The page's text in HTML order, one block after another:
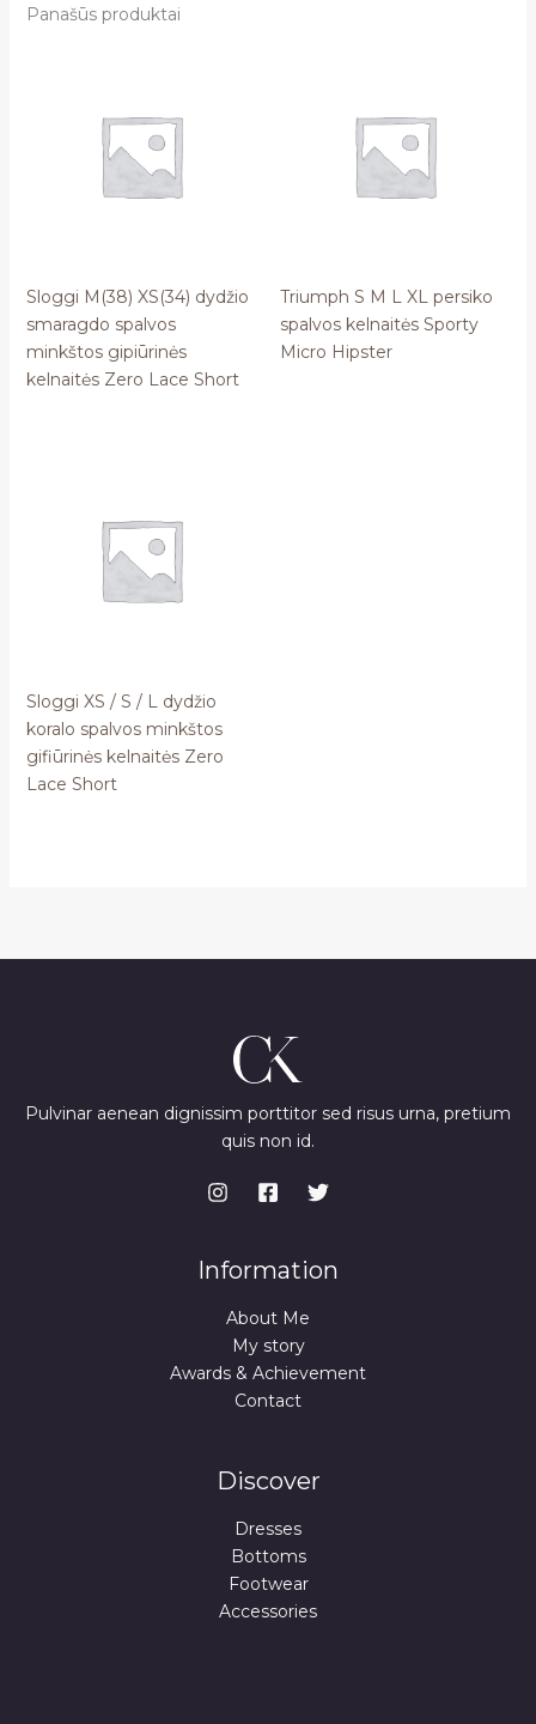
Panašūs produktai
Sloggi M(38) XS(34) dydžio
smaragdo spalvos
minkštos gipiūrinės
kelnaitės Zero Lace Short
Triumph S M L XL persiko
spalvos kelnaitės Sporty
Micro Hipster
Sloggi XS / S / L dydžio
koralo spalvos minkštos
gifiūrinės kelnaitės Zero
Lace Short
Pulvinar aenean dignissim porttitor sed risus urna, pretium
quis non id.
Information
About Me
My story
Awards & Achievement
Contact
Discover
Dresses
Bottoms
Footwear
Accessories